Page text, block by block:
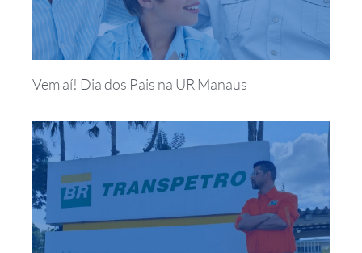
Vem aí! Dia dos Pais na UR Manaus